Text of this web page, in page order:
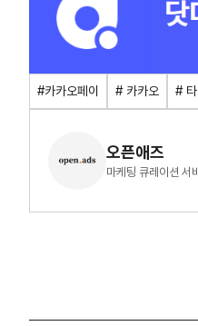
#카카오페이 # 카카오 #
오픈애즈
마케팅 큐레이션 서